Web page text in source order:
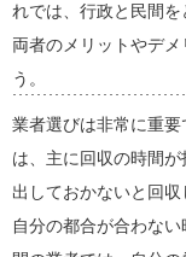
れでは、行政と民間
両者のメリットやデ
う。
業者選びは非常に重
は、主に回収の時間
出しておかないと回収
自分の都合が合わな